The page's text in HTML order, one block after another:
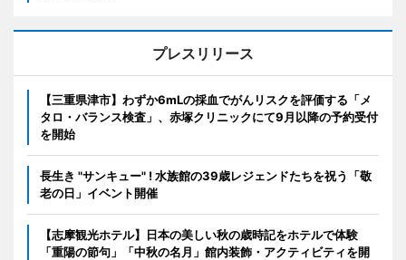
プレスリリース
【三重県津市】わずか6mLの採血でがんリスクを評価する「メ
タロ・バランス検査」、赤塚クリニックにて9月以降の予約受付
を開始
長生き "サンキュー" ! 水族館の39歳レジェンドたちを祝う「敬
老の日」イベント開催
【志摩観光ホテル】日本の美しい秋の歳時記をホテルで体験
「重陽の節句」「中秋の名月」館内装飾・アクティビティを開